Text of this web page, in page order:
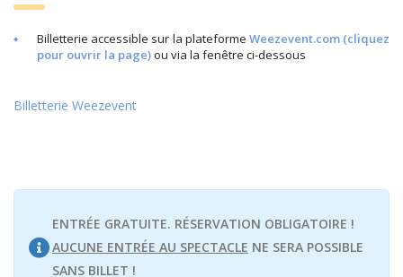
Billetterie accessible sur la plateforme Weezevent.com (cliquez
pour ouvrir la page)ou via la fenêtre ci-dessous
Billetterie Weezevent
ENTRÉE GRATUITE. RÉSERVATION OBLIGATOIRE !
AUCUNE ENTRÉE AU SPECTACLE NE SERA POSSIBLE
SANS BILLET !